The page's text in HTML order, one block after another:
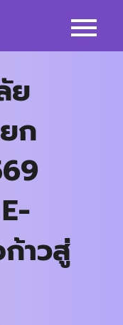
ย
ก
าวสู่